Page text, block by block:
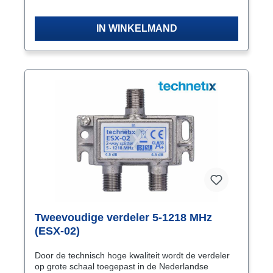
IN WINKELMAND
Tweevoudige verdeler 5-1218 MHz
(ESX-02)
Door de technisch hoge kwaliteit wordt de verdeler
op grote schaal toegepast in de Nederlandse